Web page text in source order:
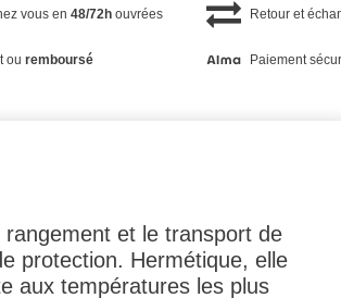
vous en48/72h ouvrées Retour et
ouremboursé Paiement
et le transport de
protection. Hermétique, elle
aux températures les plus